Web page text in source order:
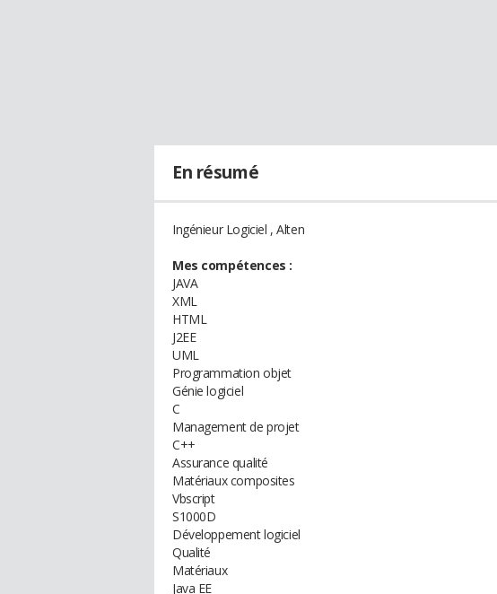
En résumé
Ingénieur Logiciel , Alten
Mes compétences :
JAVA
XML
HTML
J2EE
UML
Programmation objet
Génie logiciel
C
Management de projet
C++
Assurance qualité
Matériaux composites
Vbscript
S1000D
Développement logiciel
Qualité
Matériaux
Java EE